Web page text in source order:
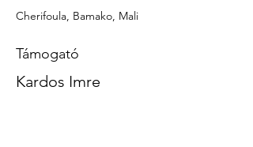
Cherifoula, Bamako, Mali
Támogató
Kardos Imre